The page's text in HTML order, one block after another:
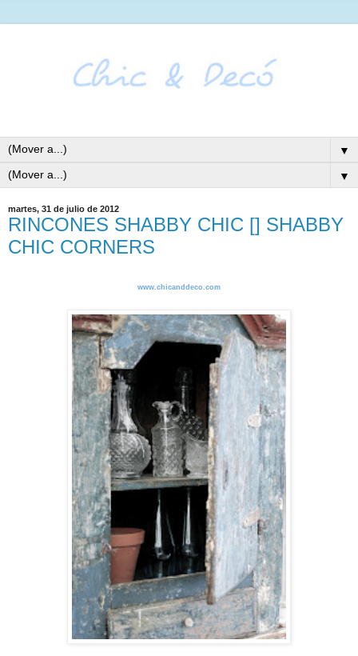
▼
▼
martes, 31 de julio de 2012
RINCONES SHABBY CHIC [] SHABBY
CHIC CORNERS
www.chicanddeco.com